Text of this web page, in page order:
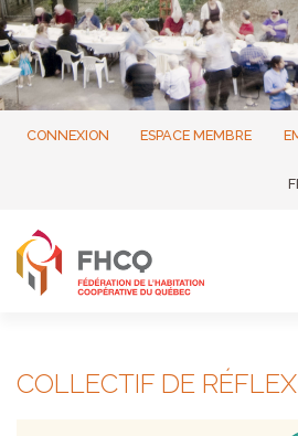
CONNEXION ESPACE MEMBRE
COLLECTIF DE